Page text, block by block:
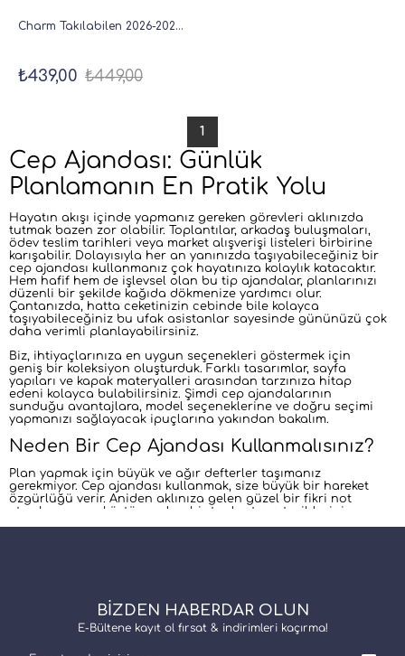
Charm Takılabilen 2026-2027 Mid-Year Akademik Cep Ajanda 9x17 cm Füme
₺439,00 ₺449,00
1
Cep Ajandası: Günlük
Planlamanın En Pratik Yolu
Hayatın akışı içinde yapmanız gereken görevleri aklınızda
tutmak bazen zor olabilir. Toplantılar, arkadaş buluşmaları,
ödev teslim tarihleri veya market alışverişi listeleri birbirine
karışabilir. Dolayısıyla her an yanınızda taşıyabileceğiniz bir
cep ajandası kullanmanız çok hayatınıza kolaylık katacaktır.
Hem hafif hem de işlevsel olan bu tip ajandalar, planlarınızı
düzenli bir şekilde kağıda dökmenize yardımcı olur.
Çantanızda, hatta ceketinizin cebinde bile kolayca
taşıyabileceğiniz bu ufak asistanlar sayesinde gününüzü çok
daha verimli planlayabilirsiniz.
Biz, ihtiyaçlarınıza en uygun seçenekleri göstermek için
geniş bir koleksiyon oluşturduk. Farklı tasarımlar, sayfa
yapıları ve kapak materyalleri arasından tarzınıza hitap
edeni kolayca bulabilirsiniz. Şimdi cep ajandalarının
sunduğu avantajlara, model seçeneklerine ve doğru seçimi
yapmanızı sağlayacak ipuçlarına yakından bakalım.
Neden Bir Cep Ajandası Kullanmalısınız?
Plan yapmak için büyük ve ağır defterler taşımanız
gerekmiyor. Cep ajandası kullanmak, size büyük bir hareket
özgürlüğü verir. Aniden aklınıza gelen güzel bir fikri not
etmek veya ayaküstü yapılan bir toplantının tarihlerini
yazmak için mükemmel bir yardımcıdır.
gereken göreve dikkatinizi vermenizi sağlar. Günlük stresinizi
minimuma indirir, zihinsel yükünüzü hafifletir ve görevlerinizi
tamamladıkça üzerlerini çizmenin verdiği o tatmin hissini
BİZDEN HABERDAR OLUN
E-Bültene kayıt ol fırsat & indirimleri kaçırma!